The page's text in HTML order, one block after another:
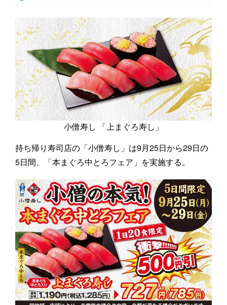
小僧寿し 「上まぐろ寿し」
持ち帰り寿司店の「小僧寿し」は9月25日から29日の
5日間、「本まぐろ中とろフェア」を実施する。